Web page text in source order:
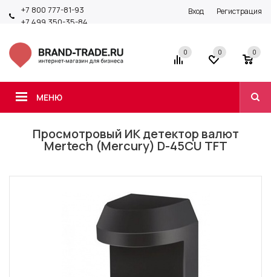
+7 800 777-81-93
+7 499 350-35-84
Вход Регистрация
МЕНЮ
0 0 0
Просмотровый ИК детектор валют
Mertech (Mercury) D-45CU TFT